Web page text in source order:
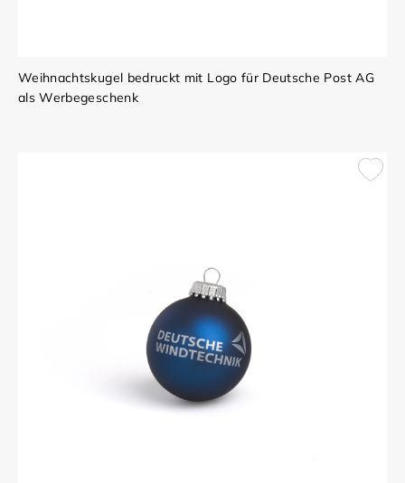
Weihnachtskugel bedruckt mit Logo für Deutsche Post AG
als Werbegeschenk